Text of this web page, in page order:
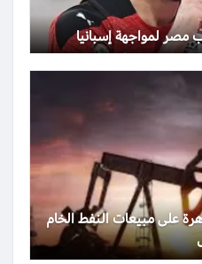
مصر لمواجهة إسبانيا
على مبيعات النفط الخام